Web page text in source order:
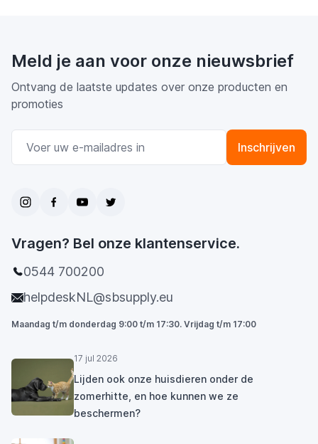
Meld je aan voor onze nieuwsbrief
Ontvang de laatste updates over onze producten en
promoties
Inschrijven
Vragen? Bel onze klantenservice.
0544 700200
helpdeskNL@sbsupply.eu
Maandag t/m donderdag 9:00 t/m 17:30. Vrijdag t/m 17:00
17 jul 2026
Lijden ook onze huisdieren onder de
zomerhitte, en hoe kunnen we ze
beschermen?